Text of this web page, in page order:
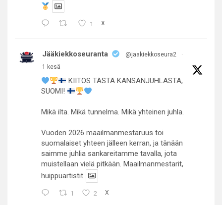
1 X
Jääkiekkoseuranta @jaakiekkoseura2
·
1 kesä
KIITOS TÄSTÄ KANSANJUHLASTA,
SUOMI!
Mikä ilta. Mikä tunnelma. Mikä yhteinen juhla.
Vuoden 2026 maailmanmestaruus toi
suomalaiset yhteen jälleen kerran, ja tänään
saimme juhlia sankareitamme tavalla, jota
muistellaan vielä pitkään. Maailmanmestarit,
huippuartistit
1 2 X